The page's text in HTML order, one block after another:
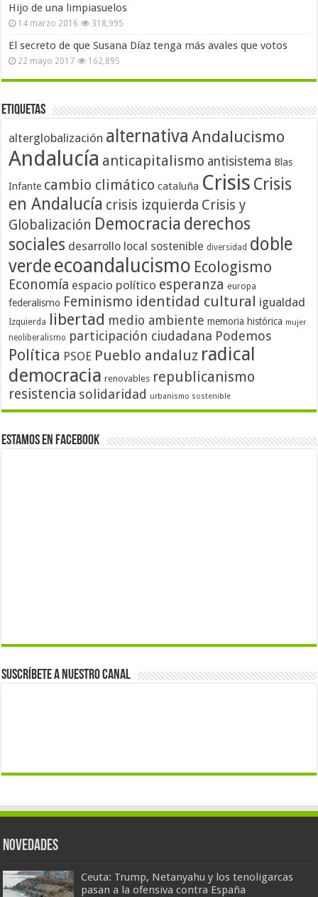
Hijo de una limpiasuelos
14 marzo 2016 318,995
El secreto de que Susana Díaz tenga más avales que votos
22 mayo 2017 162,895
Etiquetas
alterglobalización alternativa Andalucismo
Andalucía anticapitalismo antisistema Blas
Infante cambio climático cataluña Crisis Crisis
en Andalucía crisis izquierda Crisis y
Globalización Democracia derechos
sociales desarrollo local sostenible diversidad doble
verdeecoandalucismo Ecologismo
Economía espacio político esperanza europa
federalismo Feminismo identidad cultural igualdad
Izquierda libertad medio ambiente memoria histórica mujer
neoliberalismo participación ciudadana Podemos
Política PSOE Pueblo andaluz radical
democracia renovables republicanismo
resistencia solidaridad urbanismo sostenible
Estamos en Facebook
Suscríbete a nuestro canal
Novedades
Ceuta: Trump, Netanyahu y los tenoligarcas
pasan a la ofensiva contra España